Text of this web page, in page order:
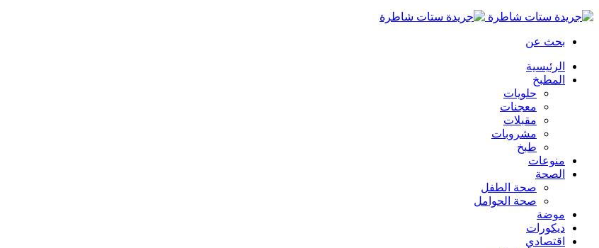
بحث عن
الرئيسية
المطبخ
حلويات
معجنات
مقبلات
مشروبات
طبخ
منوعات
الصحة
صحة الطفل
صحة الحوامل
موضة
ديكورات
اقتصادي